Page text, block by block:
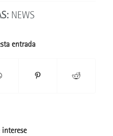
NEWS
entrada
interese